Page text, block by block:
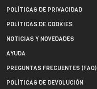
POLÍTICAS DE PRIVACIDAD
POLÍTICAS DE COOKIES
NOTICIAS Y NOVEDADES
AYUDA
PREGUNTAS FRECUENTES (FAQ)
POLÍTICAS DE DEVOLUCIÓN